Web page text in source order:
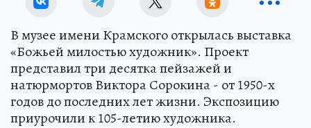
В музее имени Крамского открылась выставка
«Божьей милостью художник». Проект
представил три десятка пейзажей и
натюрмортов Виктора Сорокина - от 1950-х
годов до последних лет жизни. Экспозицию
приурочили к 105-летию художника.